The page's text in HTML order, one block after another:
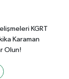
KGRT
Karaman
Olun!